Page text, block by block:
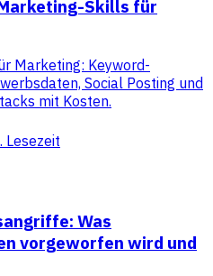
Skills für
Marketing: Keyword-
Social Posting und
mit Kosten.
Lesezeit
Was
vorgeworfen wird und